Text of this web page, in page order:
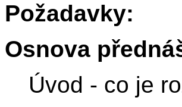
Požadavky:
Osnova
Úvod - co je